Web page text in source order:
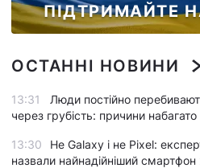
ПІДТРИМАЙТЕ
ОСТАННІ НОВИНИ
13:31
Люди постійно
через грубість: причини набагато
13:30
Не Galaxy і не Pixel:
назвали найнадійніший